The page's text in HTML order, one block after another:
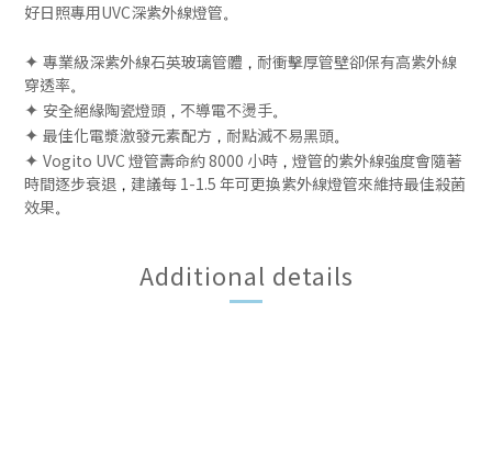
好日照專用UVC深紫外線燈管。
✦ 專業級深紫外線石英玻璃管體 ， 耐衝擊厚管壁卻保有高紫外線
穿透率。
✦ 安全絕緣陶瓷燈頭 ， 不導電不燙手。
✦ 最佳化電漿激發元素配方 ， 耐點滅不易黑頭。
✦ Vogito UVC 燈管壽命約 8000 小時 ， 燈管的紫外線強度會隨著
時間逐步衰退 ， 建議每 1-1.5 年可更換紫外線燈管來維持最佳殺菌
效果。
Additional details